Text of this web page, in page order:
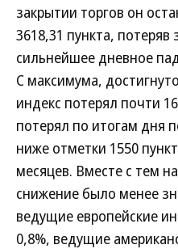
закрытии торгов он
3618,31 пункта, потеряв
сильнейшее дневное
С максимума,
индекс потерял почти
потерял по итогам дня
ниже отметки 1550
месяцев. Вместе с тем
снижение было менее
ведущие европейские
0,8%, ведущие